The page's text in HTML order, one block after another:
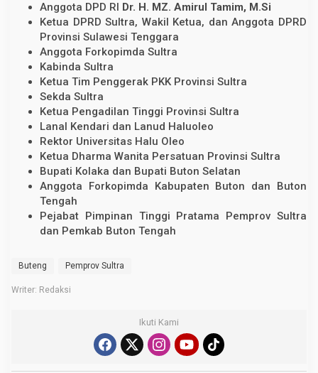
Anggota DPD RI
Dr. H. MZ. Amirul Tamim, M.Si
Ketua DPRD Sultra, Wakil Ketua, dan Anggota DPRD
Provinsi Sulawesi Tenggara
Anggota Forkopimda Sultra
Kabinda Sultra
Ketua Tim Penggerak PKK Provinsi Sultra
Sekda Sultra
Ketua Pengadilan Tinggi Provinsi Sultra
Lanal Kendari dan Lanud Haluoleo
Rektor Universitas Halu Oleo
Ketua Dharma Wanita Persatuan Provinsi Sultra
Bupati Kolaka dan Bupati Buton Selatan
Anggota Forkopimda Kabupaten Buton dan Buton
Tengah
Pejabat Pimpinan Tinggi Pratama Pemprov Sultra
dan Pemkab Buton Tengah
Buteng Pemprov Sultra
Writer: Redaksi
Ikuti Kami